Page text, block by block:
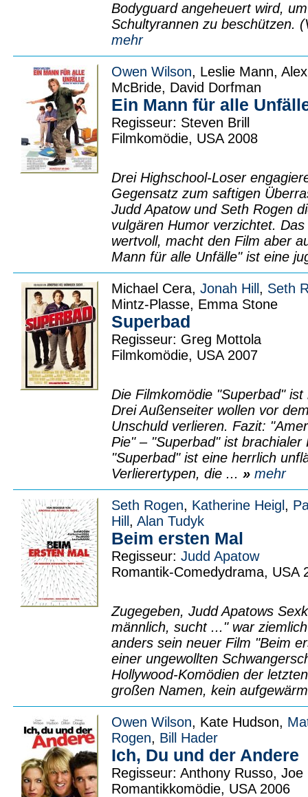
Bodyguard angeheuert wird,
Schultyrannen zu beschützen.
mehr
Owen Wilson, Leslie Mann,
McBride, David Dorfman
Ein Mann für alle
Regisseur: Steven Brill
Filmkomödie, USA 2008
Drei Highschool-Loser
Gegensatz zum saftigen
Judd Apatow und Seth Rogen
vulgären Humor verzichtet.
wertvoll, macht den Film aber
Mann für alle Unfälle" ist eine
Michael Cera, Jonah Hill , Seth
Mintz-Plasse, Emma Stone
Superbad
Regisseur: Greg Mottola
Filmkomödie, USA 2007
Die Filmkomödie "Superbad"
Drei Außenseiter wollen vor
Unschuld verlieren. Fazit:
Pie" – "Superbad" ist
"Superbad" ist eine herrlich
Verlierertypen, die ... » mehr
Seth Rogen, Katherine Heigl ,
Hill , Alan Tudyk
Beim ersten Mal
Regisseur: Judd Apatow
Romantik-Comedydrama, USA
Zugegeben, Judd Apatows
männlich, sucht ..." war
anders sein neuer Film "Beim
einer ungewollten
Hollywood-Komödien der
großen Namen, kein
Owen Wilson, Kate Hudson,
Rogen, Bill Hader
Ich, Du und der Andere
Regisseur: Anthony Russo, Joe
Romantikkomödie, USA 2006